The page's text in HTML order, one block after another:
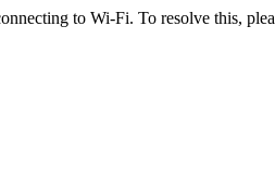
to Wi-Fi. To resolve this,